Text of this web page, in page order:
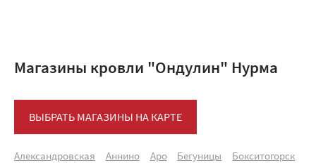
Магазины кровли "Ондулин" Нурма
ВЫБРАТЬ МАГАЗИНЫ НА КАРТЕ
Александровская Аннино Аро Бегуницы
Бокситогорск